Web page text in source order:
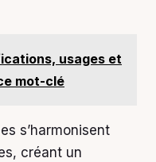
usages et
mot-clé
s’harmonisent
créant un